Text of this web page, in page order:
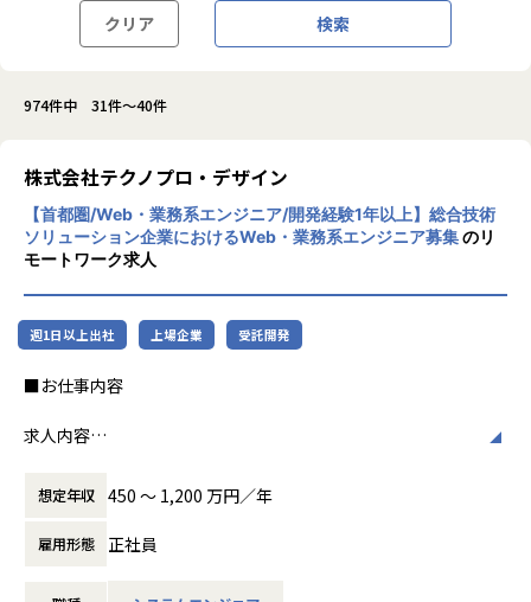
クリア 検索
974件中 31件～40件
株式会社テクノプロ・デザイン
【首都圏/Web・業務系エンジニア/開発経験1年以上】総合技術
ソリューション企業におけるWeb・業務系エンジニア募集のリ
モートワーク求人
週1日以上出社 上場企業 受託開発
■お仕事内容
求人内容
https://partners.amazonaws.com/jp/partners/0010L000
01pBdhbQAC/TechnoPro,%20Inc
【主要取引先】
想定年収 450 〜 1,200 万円／年
雇用形態 正社員